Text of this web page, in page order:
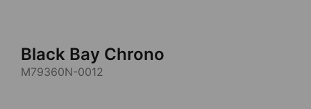
Black Bay Chrono
M79360N-0012